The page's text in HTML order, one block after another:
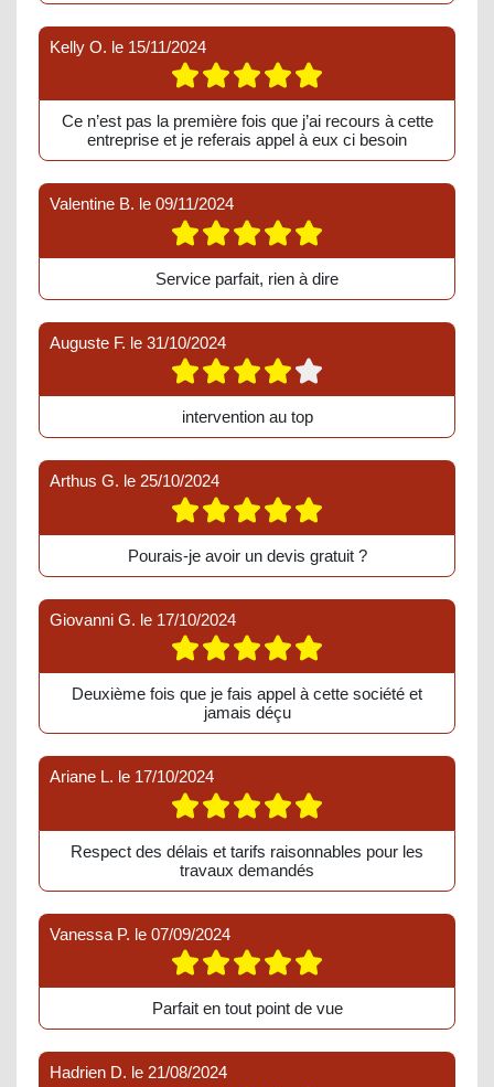
Kelly O. le 15/11/2024
Ce n’est pas la première fois que j’ai recours à cette
entreprise et je referais appel à eux ci besoin
Valentine B. le 09/11/2024
Service parfait, rien à dire
Auguste F. le 31/10/2024
intervention au top
Arthus G. le 25/10/2024
Pourais-je avoir un devis gratuit ?
Giovanni G. le 17/10/2024
Deuxième fois que je fais appel à cette société et
jamais déçu
Ariane L. le 17/10/2024
Respect des délais et tarifs raisonnables pour les
travaux demandés
Vanessa P. le 07/09/2024
Parfait en tout point de vue
Hadrien D. le 21/08/2024